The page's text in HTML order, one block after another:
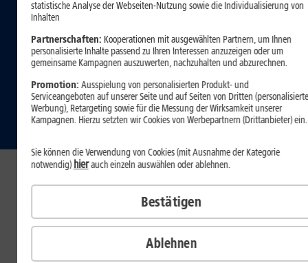
Berücksichtigung des
vierten Netzbetreibers
wäre
verfassungswidrig
Montabaur, 21. Februar 2024.Nach dem Wegfall von
E-Plus in 2014 hat Deutschland mit dem Start des 1&1
Mobilfunknetzes wieder vier Anbieter. 1&1 setzt als erster
Netzbetreiber in Europa vollständig auf die neuartige Open-
statistische Analyse der Webseiten-Nutzung sowie die Individualisierung von
Inhalten
Partnerschaften: Kooperationen mit ausgewählten Partnern, um Ihnen
personalisierte Inhalte passend zu Ihren Interessen anzuzeigen oder um
gemeinsame Kampagnen auszuwerten, nachzuhalten und abzurechnen.
Promotion:Ausspielung von personalisierten Produkt- und
Serviceangeboten auf unserer Seite und auf Seiten von Dritten (personalisierte
Werbung), Retargeting sowie für die Messung der Wirksamkeit unserer
Kampagnen. Hierzu setzten wir Cookies von Werbepartnern (Drittanbieter) ein.
Ablehnen
Sie können die Verwendung von Cookies (mit Ausnahme der Kategorie
notwendig) hierauch einzeln auswählen oder ablehnen.
Bestätigen